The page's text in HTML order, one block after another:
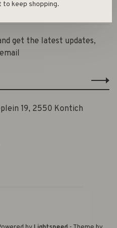
get the latest updates,
19, 2550 Kontich
to keep shopping.